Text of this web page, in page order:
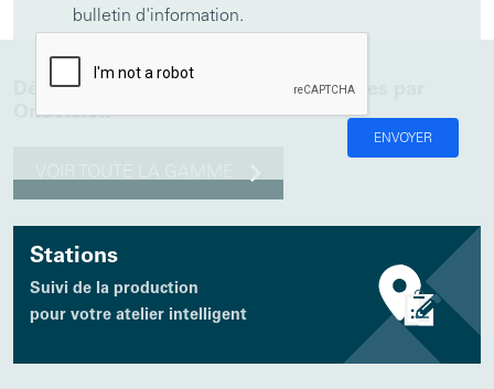
bulletin d'information.
ENVOYER
Découvrez d'autres solutions proposées par
OneVision
Stations
Suivi de la production
pour votre atelier intelligent